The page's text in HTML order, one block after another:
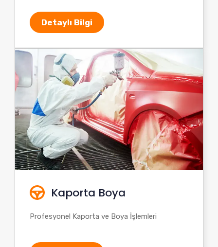
Detaylı Bilgi
Kaporta Boya
Profesyonel Kaporta ve Boya İşlemleri